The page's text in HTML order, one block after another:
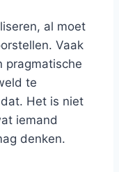
al moet
Vaak
pragmatische
te
Het is niet
iemand
denken.